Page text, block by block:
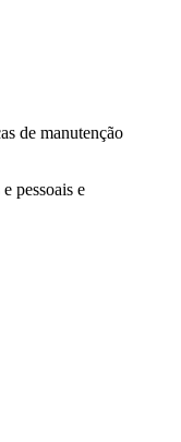
de manutenção
pessoais e